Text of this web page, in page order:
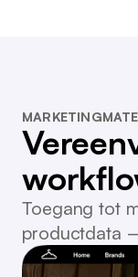
Toegang tot
productdata